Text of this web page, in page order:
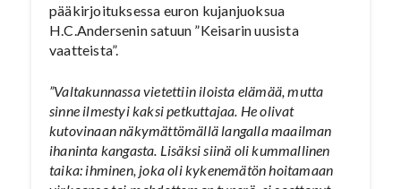
pääkirjoituksessa euron kujanjuoksua
H.C.Andersenin satuun ”Keisarin uusista
vaatteista”.
”Valtakunnassa vietettiin iloista elämää, mutta
sinne ilmestyi kaksi petkuttajaa. He olivat
kutovinaan näkymättömällä langalla maailman
ihaninta kangasta. Lisäksi siinä oli kummallinen
taika: ihminen, joka oli kykenemätön hoitamaan